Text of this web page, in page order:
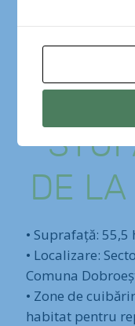
DE LA
• Suprafață: 55,5
• Localizare:
Comuna
• Zone de
habitat pentru